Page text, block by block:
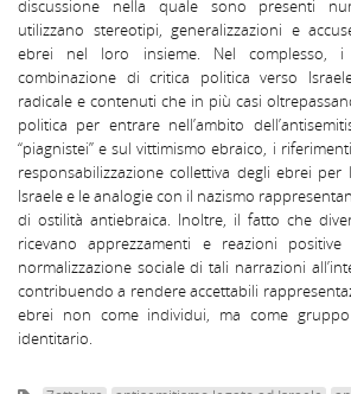
discussione nella quale sono presenti
utilizzano stereotipi, generalizzazioni e
ebrei nel loro insieme. Nel complesso,
combinazione di critica politica verso
radicale e contenuti che in più casi
politica per entrare nell’ambito
“piagnistei” e sul vittimismo ebraico, i
responsabilizzazione collettiva degli ebrei
Israele e le analogie con il nazismo
di ostilità antiebraica. Inoltre, il fatto che
ricevano apprezzamenti e reazioni
normalizzazione sociale di tali narrazioni
contribuendo a rendere accettabili
ebrei non come individui, ma come
identitario.